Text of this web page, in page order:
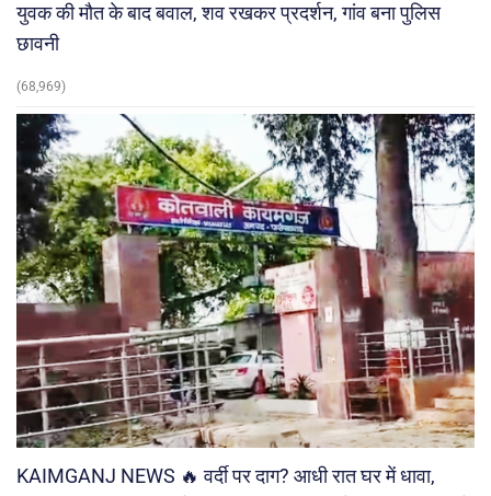
युवक की मौत के बाद बवाल, शव रखकर प्रदर्शन, गांव बना पुलिस
छावनी
(68,969)
KAIMGANJ NEWS 🔥 वर्दी पर दाग? आधी रात घर में धावा,